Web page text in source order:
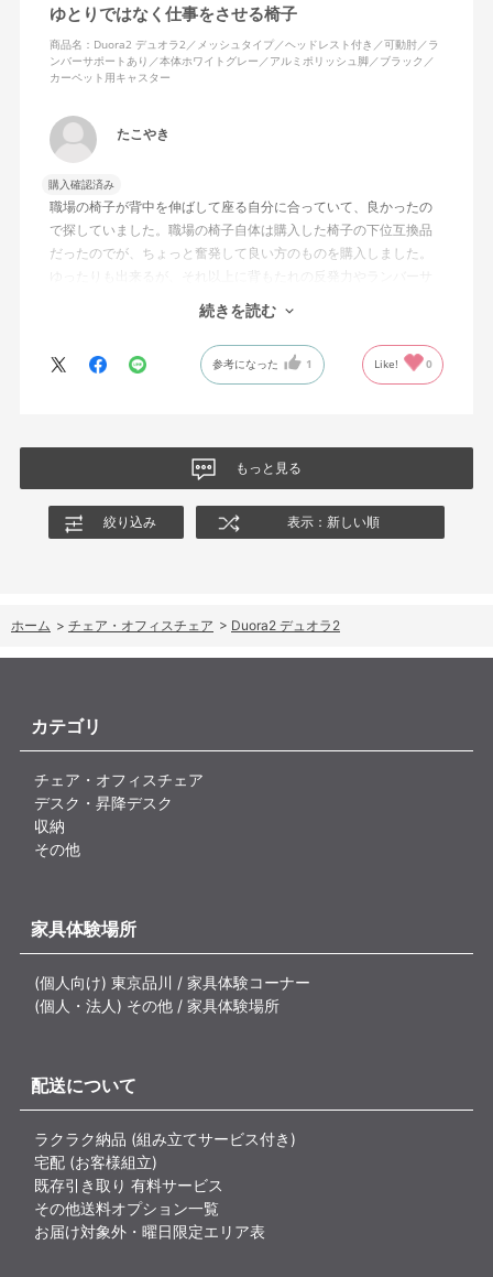
ープグリーンも爽やかさを感じさせてGOOD。
シンプルで機能性の高いバランスのとれたチェア。背面とヘッド
レストにもたれかかるような使い方はまだあまりしていないが、
ゆとりではなく仕事をさせる椅子
商品名：Duora2 デュオラ2／メッシュタイプ／ヘッドレスト付き／可動肘／ラ
ンバーサポートあり／本体ホワイトグレー／アルミポリッシュ脚／ブラック／
カーペット用キャスター
たこやき
購入確認済み
職場の椅子が背中を伸ばして座る自分に合っていて、良かったの
で探していました。職場の椅子自体は購入した椅子の下位互換品
だったのでが、ちょっと奮発して良い方のものを購入しました。
ゆったりも出来るが、それ以上に背もたれの反発力やランバーサ
ポートを突き出したり出来るので、モニターに向かわす方にも力
が入っていて仕事をするにはすごく良い椅子でした。
続きを読む
参考になった 1 Like! 0
もっと見る
絞り込み 表示：新しい順
ホーム > チェア・オフィスチェア > Duora2 デュオラ2
カテゴリ
チェア・オフィスチェア
デスク・昇降デスク
収納
その他
家具体験場所
(個人向け) 東京品川 / 家具体験コーナー
(個人・法人) その他 / 家具体験場所
配送について
ラクラク納品 (組み立てサービス付き)
宅配 (お客様組立)
既存引き取り 有料サービス
その他送料オプション一覧
お届け対象外・曜日限定エリア表